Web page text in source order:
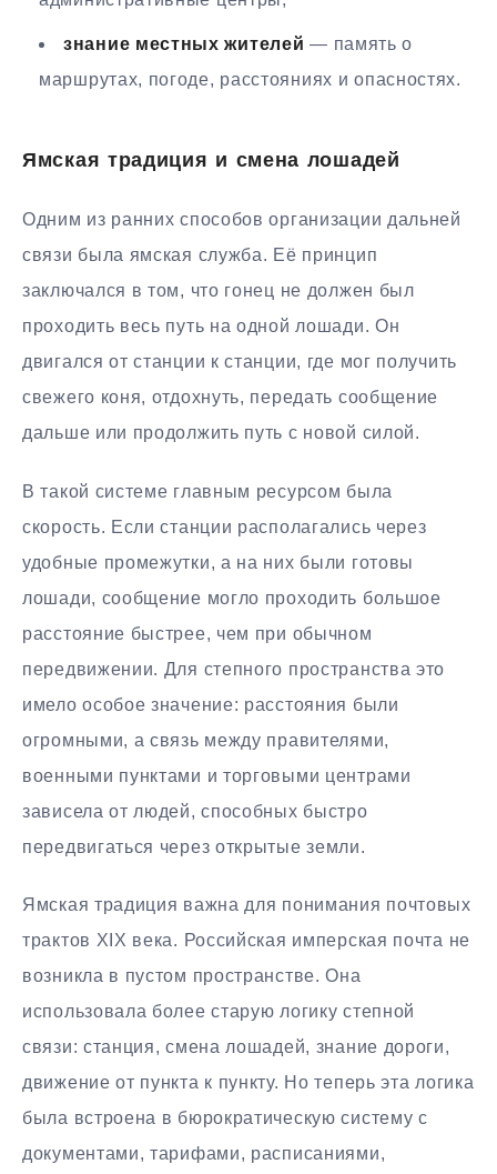
знание местных жителей — память о
маршрутах, погоде, расстояниях и опасностях.
Ямская традиция и смена лошадей
Одним из ранних способов организации дальней
связи была ямская служба. Её принцип
заключался в том, что гонец не должен был
проходить весь путь на одной лошади. Он
двигался от станции к станции, где мог получить
свежего коня, отдохнуть, передать сообщение
дальше или продолжить путь с новой силой.
В такой системе главным ресурсом была
скорость. Если станции располагались через
удобные промежутки, а на них были готовы
лошади, сообщение могло проходить большое
расстояние быстрее, чем при обычном
передвижении. Для степного пространства это
имело особое значение: расстояния были
огромными, а связь между правителями,
военными пунктами и торговыми центрами
зависела от людей, способных быстро
передвигаться через открытые земли.
Ямская традиция важна для понимания почтовых
трактов XIX века. Российская имперская почта не
возникла в пустом пространстве. Она
использовала более старую логику степной
связи: станция, смена лошадей, знание дороги,
движение от пункта к пункту. Но теперь эта логика
была встроена в бюрократическую систему с
документами, тарифами, расписаниями,